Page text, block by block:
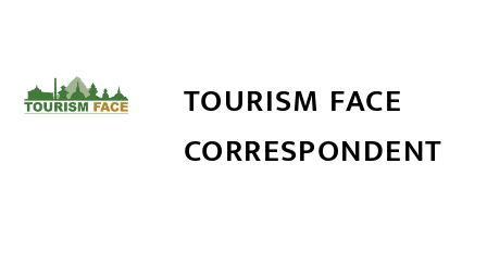
TOURISM FACE
CORRESPONDENT